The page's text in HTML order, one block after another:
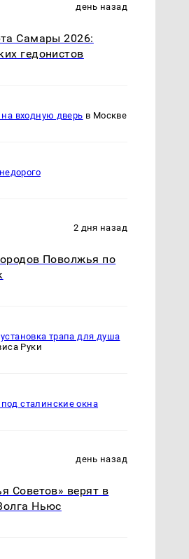
день назад
Самары 2026:
гедонистов
входную дверь в Москве
2 дня назад
Поволжья по
установка трапа для душа
Руки
сталинские окна
день назад
Советов» верят в
Ньюс